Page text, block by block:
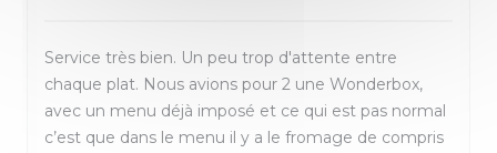
Service très bien. Un peu trop d'attente entre
chaque plat. Nous avions pour 2 une Wonderbox,
avec un menu déjà imposé et ce qui est pas normal
c’est que dans le menu il y a le fromage de compris